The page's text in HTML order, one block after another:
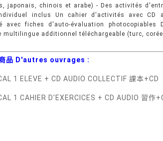
japonais, chinois et arabe) - Des activités
inclus Un cahier d'activités avec CD
avec fiches d'auto-évaluation photocopiables
multilingue additionnel téléchargeable (turc,
品 D'autres ouvrages :
1 ELEVE + CD AUDIO COLLECTIF 課本+CD
1 CAHIER D'EXERCICES + CD AUDIO 習作